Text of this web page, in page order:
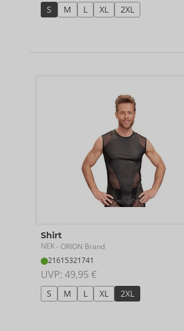
S M L XL 2XL
Shirt
NEK- ORION Brand
21615321741
UVP: 49,95 €
S M L XL 2XL